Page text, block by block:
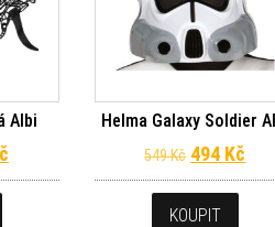
Albi
cena byla: 129 Kč.
Aktuální cena je: 116 Kč.
Helma Galaxy Soldier
549Kč Původní
494 Kč
KOUPIT